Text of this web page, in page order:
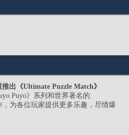
出《Ultimate Puzzle Match》
Puyo》系列和世界著名的
，为各位玩家提供更多乐趣，尽情爆